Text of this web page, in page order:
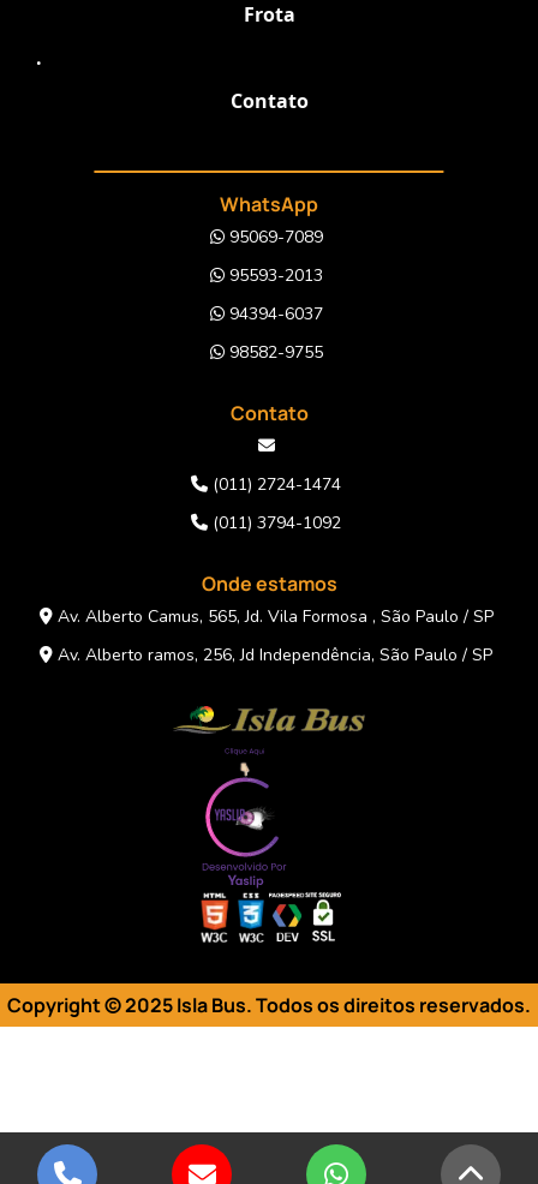
Frota
.
Contato
WhatsApp
95069-7089
95593-2013
94394-6037
98582-9755
Contato
(011) 2724-1474
(011) 3794-1092
Onde estamos
Av. Alberto Camus, 565, Jd. Vila Formosa , São Paulo / SP
Av. Alberto ramos, 256, Jd Independência, São Paulo / SP
Copyright © 2025 Isla Bus. Todos os direitos reservados.